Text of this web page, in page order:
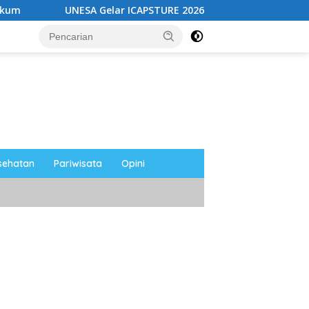
Gelar ICAPSTURE 2026 di Magetan, Dorong Inovasi untuk
Pariwisata Opini